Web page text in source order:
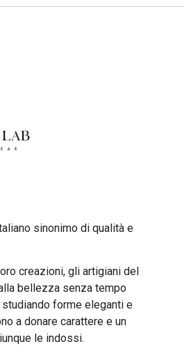
sinonimo di qualità e
creazioni, gli artigiani del
bellezza senza tempo
forme eleganti e
a donare carattere e un
le indossi.